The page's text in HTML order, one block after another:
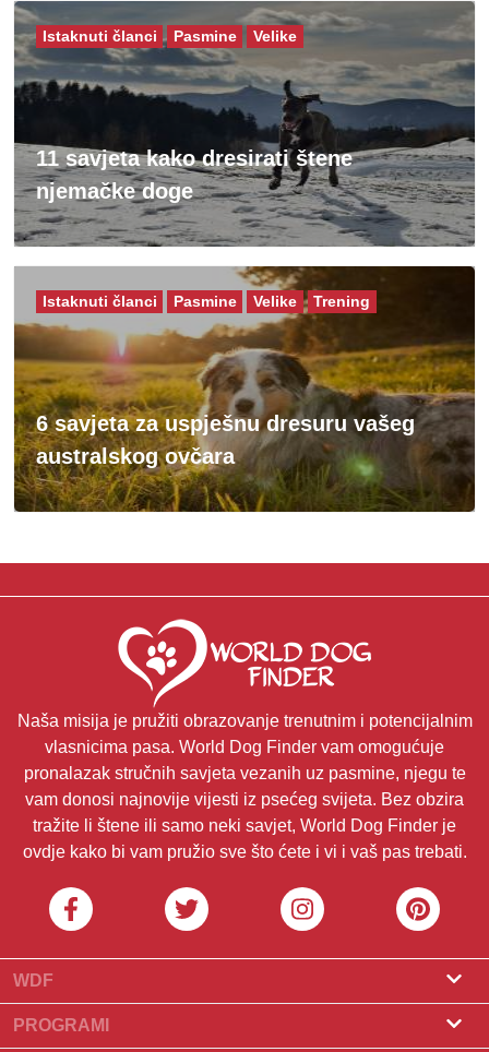
11 savjeta kako dresirati štene
njemačke doge
Istaknuti članci Pasmine Velike
6 savjeta za uspješnu dresuru vašeg
australskog ovčara
Istaknuti članci Pasmine Velike Trening
Naša misija je pružiti obrazovanje trenutnim i potencijalnim
vlasnicima pasa. World Dog Finder vam omogućuje
pronalazak stručnih savjeta vezanih uz pasmine, njegu te
vam donosi najnovije vijesti iz psećeg svijeta. Bez obzira
tražite li štene ili samo neki savjet, World Dog Finder je
ovdje kako bi vam pružio sve što ćete i vi i vaš pas trebati.
WDF
O nama
PROGRAMI